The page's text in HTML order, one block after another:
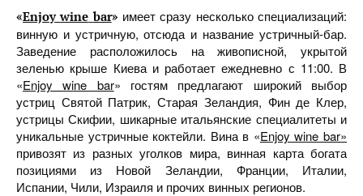
«Enjoy wine bar» имеет сразу несколько специализаций:
винную и устричную, отсюда и название устричный-бар.
Заведение расположилось на живописной, укрытой
зеленью крыше Киева и работает ежедневно с 11:00. В
«Enjoy wine bar» гостям предлагают широкий выбор
устриц Святой Патрик, Старая Зеландия, Фин де Клер,
устрицы Скифии, шикарные итальянские специалитеты и
уникальные устричные коктейли. Вина в «Enjoy wine bar»
привозят из разных уголков мира, винная карта богата
позициями из Новой Зеландии, Франции, Италии,
Испании, Чили, Израиля и прочих винных регионов.